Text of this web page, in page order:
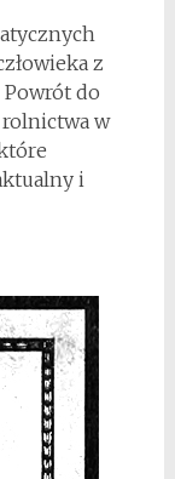
z
do
w
i